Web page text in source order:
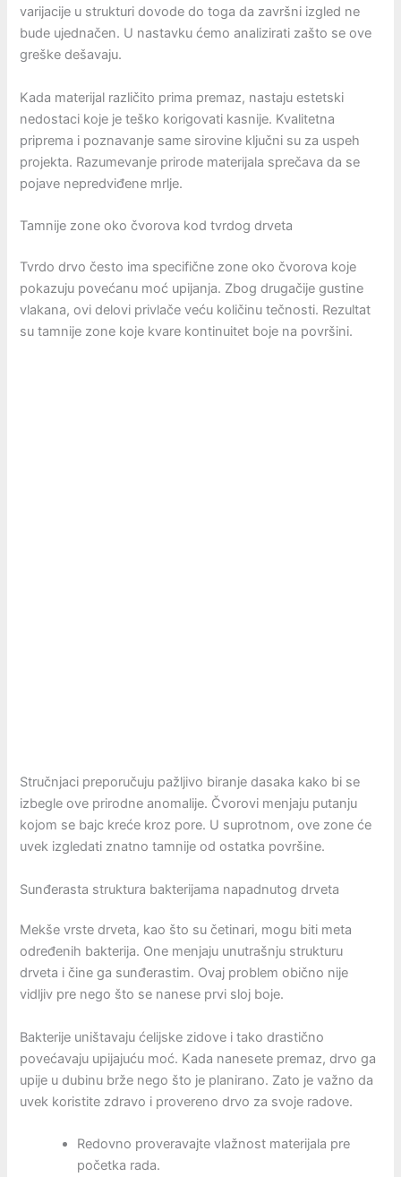
varijacije u strukturi dovode do toga da završni izgled ne
bude ujednačen. U nastavku ćemo analizirati zašto se ove
greške dešavaju.
Kada materijal različito prima premaz, nastaju estetski
nedostaci koje je teško korigovati kasnije. Kvalitetna
priprema i poznavanje same sirovine ključni su za uspeh
projekta. Razumevanje prirode materijala sprečava da se
pojave nepredviđene mrlje.
Tamnije zone oko čvorova kod tvrdog drveta
Tvrdo drvo često ima specifične zone oko čvorova koje
pokazuju povećanu moć upijanja. Zbog drugačije gustine
vlakana, ovi delovi privlače veću količinu tečnosti. Rezultat
su tamnije zone koje kvare kontinuitet boje na površini.
Stručnjaci preporučuju pažljivo biranje dasaka kako bi se
izbegle ove prirodne anomalije. Čvorovi menjaju putanju
kojom se bajc kreće kroz pore. U suprotnom, ove zone će
uvek izgledati znatno tamnije od ostatka površine.
Sunđerasta struktura bakterijama napadnutog drveta
Mekše vrste drveta, kao što su četinari, mogu biti meta
određenih bakterija. One menjaju unutrašnju strukturu
drveta i čine ga sunđerastim. Ovaj problem obično nije
vidljiv pre nego što se nanese prvi sloj boje.
Bakterije uništavaju ćelijske zidove i tako drastično
povećavaju upijajuću moć. Kada nanesete premaz, drvo ga
upije u dubinu brže nego što je planirano. Zato je važno da
uvek koristite zdravo i provereno drvo za svoje radove.
Redovno proveravajte vlažnost materijala pre
početka rada.